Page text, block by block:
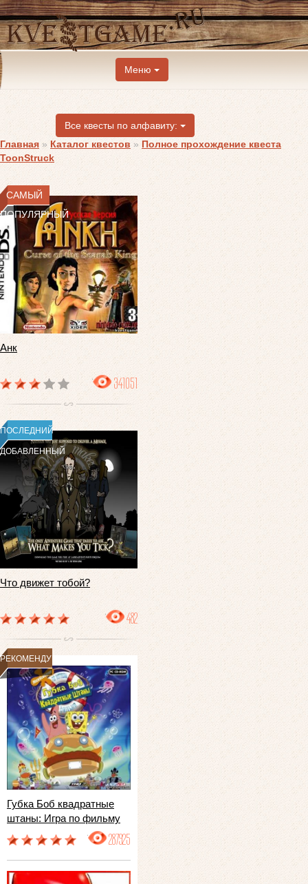
Меню
Все квесты по алфавиту:
Главная » Каталог квестов » Полное прохождение квеста
ToonStruck
САМЫЙ
ПОПУЛЯРНЫЙ
Анк
341051
ПОСЛЕДНИЙ
ДОБАВЛЕННЫЙ
Что движет тобой?
482
РЕКОМЕНДУЕМ
Губка Боб квадратные
штаны: Игра по фильму
287925